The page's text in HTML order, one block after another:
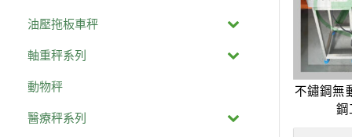
不鏽鋼無
鋼
油壓拖板車秤
軸重秤系列
動物秤
醫療秤系列